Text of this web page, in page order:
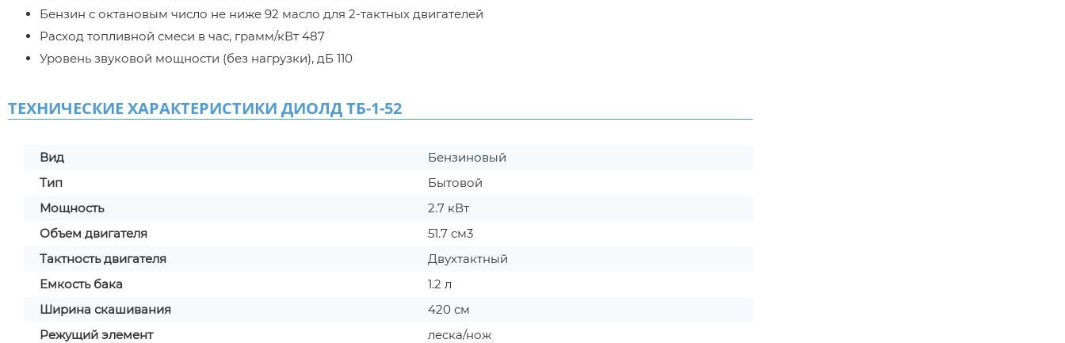
Бензин с октановым число не ниже 92 масло для 2-тактных двигателей
Расход топливной смеси в час, грамм/кВт 487
Уровень звуковой мощности (без нагрузки), дБ 110
ТЕХНИЧЕСКИЕ ХАРАКТЕРИСТИКИ ДИОЛД ТБ-1-52
Вид
Бензиновый
Тип
Бытовой
Мощность
2.7 кВт
Объем двигателя
51.7 см3
Тактность двигателя
Двухтактный
Емкость бака
1.2 л
Ширина скашивания
420 см
Режущий элемент
леска/нож